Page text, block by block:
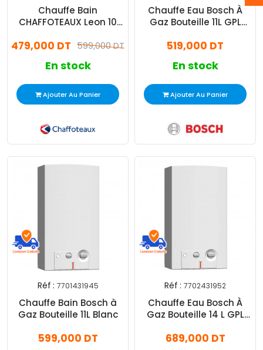
Chauffe Bain
CHAFFOTEAUX Leon 10
599,000 DT
479,000 DT
En stock
Ajouter Au Panier
Chauffe Eau Bosch À
Gaz Bouteille 11L GPL
519,000 DT
En stock
Ajouter Au Panier
Réf : 7701431945
Chauffe Bain Bosch à
Gaz Bouteille 11L Blanc
599,000 DT
Réf : 7702431952
Chauffe Eau Bosch À
Gaz Bouteille 14 L GPL
689,000 DT